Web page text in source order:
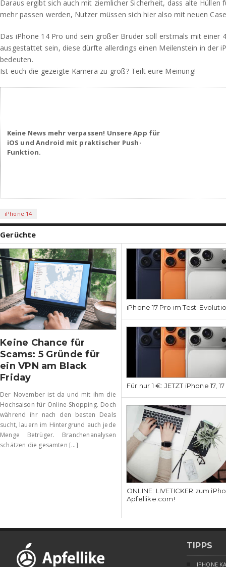
Daraus ergibt sich auch mit ziemlicher Sicherheit, dass alte Hüllen
mehr passen werden, Nutzer müssen sich hier also mit neuen
Das iPhone 14 Pro und sein großer Bruder soll erstmals mit einer
ausgestattet sein, diese dürfte allerdings einen Meilenstein in der
bedeuten.
Ist euch die gezeigte Kamera zu groß? Teilt eure Meinung!
Keine News mehr verpassen! Unsere App für
iOS und Android mit praktischer Push-
Funktion.
iPhone 14
Gerüchte
Keine Chance für
Scams: 5 Gründe für
ein VPN am Black
Friday
Der November ist da und mit ihm die
Hochsaison für Online-Shopping. Doch
während ihr nach den besten Deals
sucht, lauern im Hintergrund auch jede
Menge Betrüger. Branchenanalysen
schätzen die gesamten [...]
iPhone 17 Pro im Test:
Für nur 1 €: JETZT iPhone 17,
ONLINE: LIVETICKER zum
Apfellike.com!
TIPPS
IPHONE